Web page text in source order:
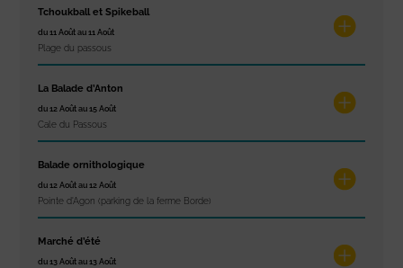
Tchoukball et Spikeball
du 11 Août au 11 Août
Plage du passous
La Balade d’Anton
du 12 Août au 15 Août
Cale du Passous
Balade ornithologique
du 12 Août au 12 Août
Pointe d'Agon (parking de la ferme Borde)
Marché d’été
du 13 Août au 13 Août